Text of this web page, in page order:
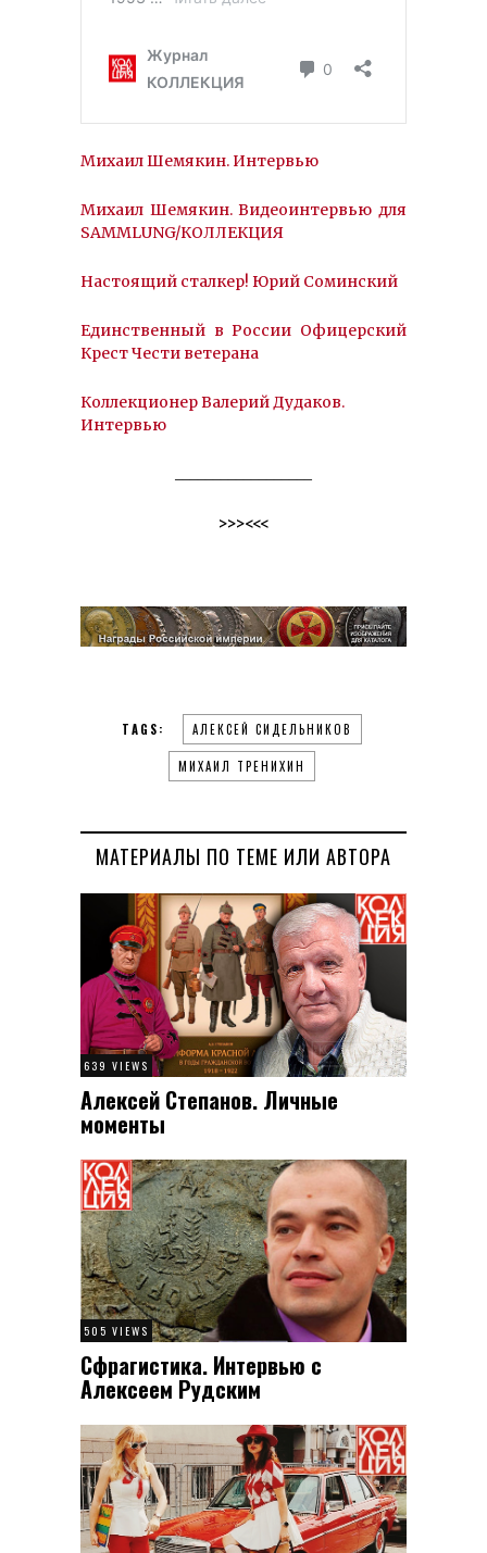
Михаил Шемякин. Интервью
Михаил Шемякин. Видеоинтервью для
SAMMLUNG/КОЛЛЕКЦИЯ
Настоящий сталкер! Юрий Соминский
Единственный в России Офицерский
Крест Чести ветерана
Коллекционер Валерий Дудаков.
Интервью
>>><<<
TAGS: АЛЕКСЕЙ СИДЕЛЬНИКОВ
МИХАИЛ ТРЕНИХИН
МАТЕРИАЛЫ ПО ТЕМЕ ИЛИ АВТОРА
639 VIEWS
Алексей Степанов. Личные
моменты
505 VIEWS
Сфрагистика. Интервью с
Алексеем Рудским